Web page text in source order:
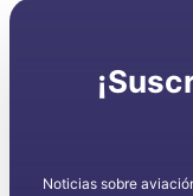
Noticias sobre